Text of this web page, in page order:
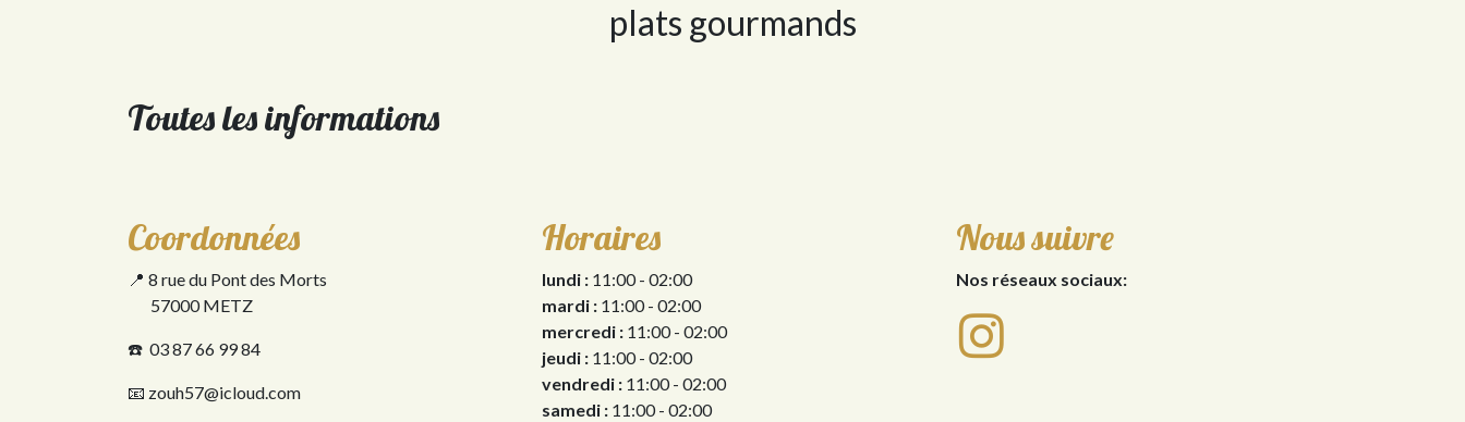
plats gourmands
Toutes les informations
Coordonnées
📍 8 rue du Pont des Morts
57000 METZ
☎️ 03 87 66 99 84
📧 zouh57@icloud.com
Horaires
lundi : 11:00 - 02:00
mardi : 11:00 - 02:00
mercredi : 11:00 - 02:00
jeudi : 11:00 - 02:00
vendredi : 11:00 - 02:00
samedi : 11:00 - 02:00
Nous suivre
Nos réseaux sociaux: